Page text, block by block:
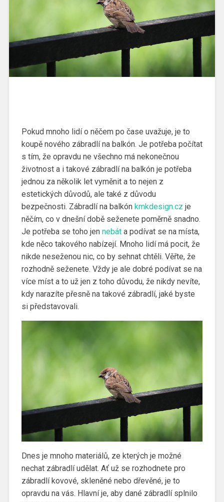
Pokud mnoho lidí o něčem po čase uvažuje, je to
koupě nového zábradlí na balkón. Je potřeba počítat
s tím, že opravdu ne všechno má nekonečnou
životnost a i takové zábradlí na balkón je potřeba
jednou za několik let vyměnit a to nejen z
estetických důvodů, ale také z důvodu
bezpečnosti. Zábradlí na balkón kmkdesign.cz je
něčím, co v dnešní době seženete poměrně snadno.
Je potřeba se toho jennebáta podívat se na místa,
kde něco takového nabízejí. Mnoho lidí má pocit, že
nikde neseženou nic, co by sehnat chtěli. Věřte, že
rozhodně seženete. Vždy je ale dobré podívat se na
více míst a to už jen z toho důvodu, že nikdy nevíte,
kdy narazíte přesně na takové zábradlí, jaké byste
si představovali.
Dnes je mnoho materiálů, ze kterých je možné
nechat zábradlí udělat. Ať už se rozhodnete pro
zábradlí kovové, skleněné nebo dřevěné, je to
opravdu na vás. Hlavní je, aby dané zábradlí splnilo